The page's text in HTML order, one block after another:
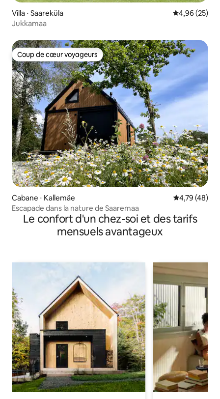
Villa ⋅ Saareküla Évaluation
4,96 (25)
Jukkamaa
Coup de cœur voyageurs
Coup de cœur voyageurs
Cabane ⋅ Kallemäe Évaluation
4,79 (48)
Escapade dans la nature de Saaremaa
Le confort d'un chez-soi et des tarifs
mensuels avantageux